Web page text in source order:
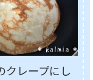
クレープにし